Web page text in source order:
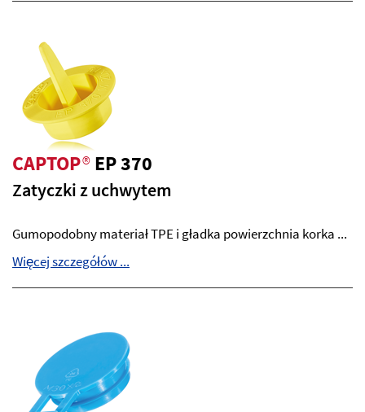
CAPTOP®EP 370
Zatyczki z uchwytem
Gumopodobny materiał TPE i gładka powierzchnia korka ...
Więcej szczegółów ...